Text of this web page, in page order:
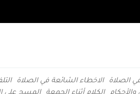
الصلاة الاخطاء الشائعة في الصلاة